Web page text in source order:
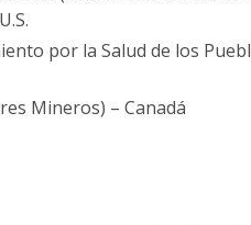
por la Salud de los
Mineros) – Canadá